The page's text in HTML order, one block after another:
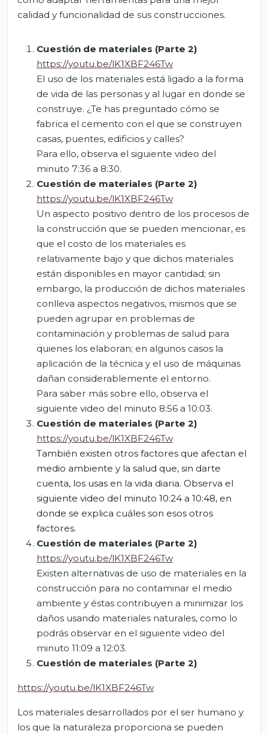
calidad y funcionalidad de sus construcciones.
Cuestión de materiales (Parte 2)
https://youtu.be/lK1XBF246Tw
El uso de los materiales está ligado a la forma
de vida de las personas y al lugar en donde se
construye. ¿Te has preguntado cómo se
fabrica el cemento con el que se construyen
casas, puentes, edificios y calles?
Para ello, observa el siguiente video del
minuto 7:36 a 8:30.
Cuestión de materiales (Parte 2)
https://youtu.be/lK1XBF246Tw
Un aspecto positivo dentro de los procesos de
la construcción que se pueden mencionar, es
que el costo de los materiales es
relativamente bajo y que dichos materiales
están disponibles en mayor cantidad; sin
embargo, la producción de dichos materiales
conlleva aspectos negativos, mismos que se
pueden agrupar en problemas de
contaminación y problemas de salud para
quienes los elaboran; en algunos casos la
aplicación de la técnica y el uso de máquinas
dañan considerablemente el entorno.
Para saber más sobre ello, observa el
siguiente video del minuto 8:56 a 10:03.
Cuestión de materiales (Parte 2)
https://youtu.be/lK1XBF246Tw
También existen otros factores que afectan el
medio ambiente y la salud que, sin darte
cuenta, los usas en la vida diaria. Observa el
siguiente video del minuto 10:24 a 10:48, en
donde se explica cuáles son esos otros
factores.
Cuestión de materiales (Parte 2)
https://youtu.be/lK1XBF246Tw
Existen alternativas de uso de materiales en la
construcción para no contaminar el medio
ambiente y éstas contribuyen a minimizar los
daños usando materiales naturales, como lo
podrás observar en el siguiente video del
minuto 11:09 a 12:03.
Cuestión de materiales (Parte 2)
https://youtu.be/lK1XBF246Tw
Los materiales desarrollados por el ser humano y
los que la naturaleza proporciona se pueden